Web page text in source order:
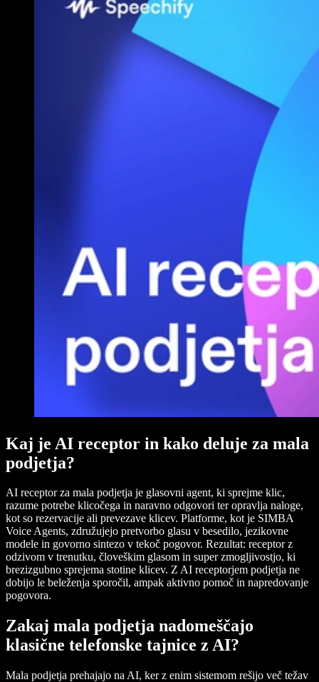
Kaj je AI receptor in kako deluje za mala
podjetja?
AI receptor za mala podjetja je glasovni agent, ki sprejme klic,
razume potrebe klicočega in naravno odgovori ter opravlja naloge,
kot so rezervacije ali prevezave klicev. Platforme, kot je SIMBA
Voice Agents, združujejo pretvorbo glasu v besedilo, jezikovne
modele in govorno sintezo v tekoč pogovor. Rezultat: receptor z
odzivom v trenutku, človeškim glasom in super zmogljivostjo, ki
brezizgubno sprejema stotine klicev. Z AI receptorjem podjetja ne
dobijo le beleženja sporočil, ampak aktivno pomoč in napredovanje
pogovora.
Zakaj mala podjetja nadomeščajo
klasične telefonske tajnice z AI?
Mala podjetja prehajajo na AI, ker z enim sistemom rešijo več težav